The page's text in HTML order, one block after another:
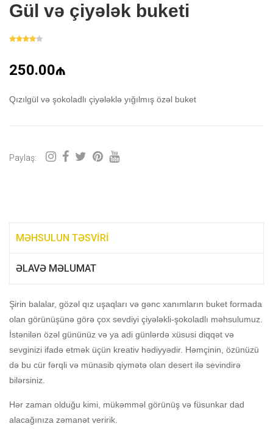
Gül və çiyələk buketi
250.00₼
Qızılgül və şokoladlı çiyələklə yığılmış özəl buket
Paylaş:
MƏHSULUN TƏSVIRI
ƏLAVƏ MƏLUMAT
Şirin balalar, gözəl qız uşaqları və gənc xanımların buket formada
olan görünüşünə görə çox sevdiyi çiyələkli-şokoladlı məhsulumuz.
İstənilən özəl gününüz və ya adi günlərdə xüsusi diqqət və
sevginizi ifadə etmək üçün kreativ hədiyyədir. Həmçinin, özünüzü
də bu cür fərqli və münasib qiymətə olan desert ilə sevindirə
bilərsiniz.
Hər zaman olduğu kimi, mükəmməl görünüş və füsunkar dad
alacağınıza zəmanət veririk.